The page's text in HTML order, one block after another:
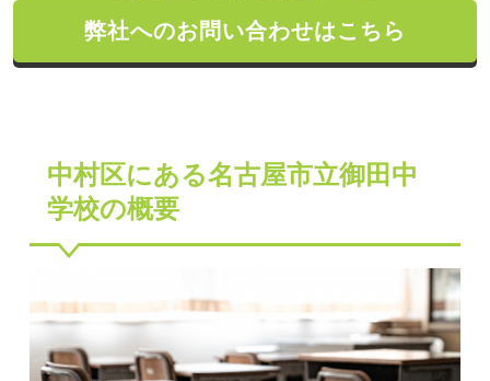
弊社へのお問い合わせはこちら
中村区にある名古屋市立御田中
学校の概要